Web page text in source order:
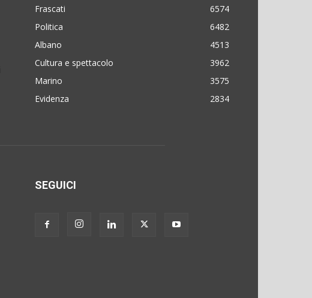
Frascati
6574
Politica
6482
Albano
4513
Cultura e spettacolo
3962
Marino
3575
Evidenza
2834
SEGUICI